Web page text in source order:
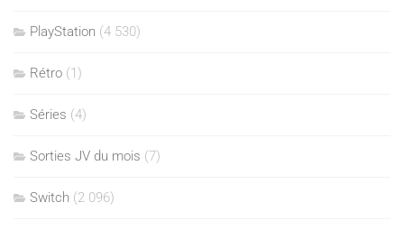
PlayStation (4 530)
Rétro (1)
Séries (4)
Sorties JV du mois (7)
Switch (2 096)